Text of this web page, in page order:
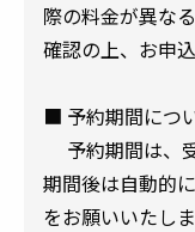
際の料金が異な
確認の上、お申
■ 予約期間につ
予約期間は、
期間後は自動的
をお願いいたしま